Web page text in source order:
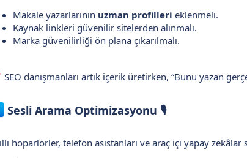
Makale yazarlarının uzman profilleri eklenmeli.
Kaynak linkleri güvenilir sitelerden alınmalı.
Marka güvenilirliği ön plana çıkarılmalı.
SEO danışmanları artık içerik üretirken, “Bunu yazan
Sesli Arama Optimizasyonu 🎙
hoparlörler, telefon asistanları ve araç içi yapay zekâlar